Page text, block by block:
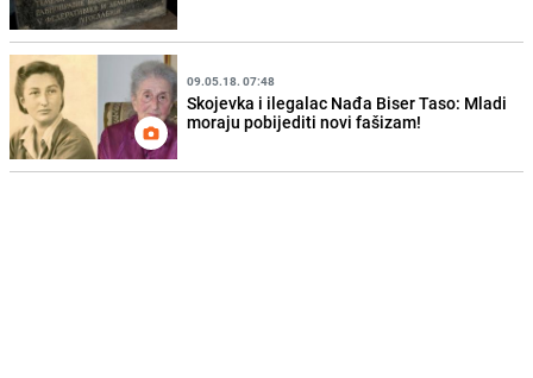
09.05.18. 07:48
Skojevka i ilegalac Nađa Biser Taso: Mladi
moraju pobijediti novi fašizam!